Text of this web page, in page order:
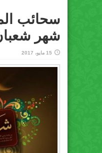
سحائب
شهر
15 مايو، 2017